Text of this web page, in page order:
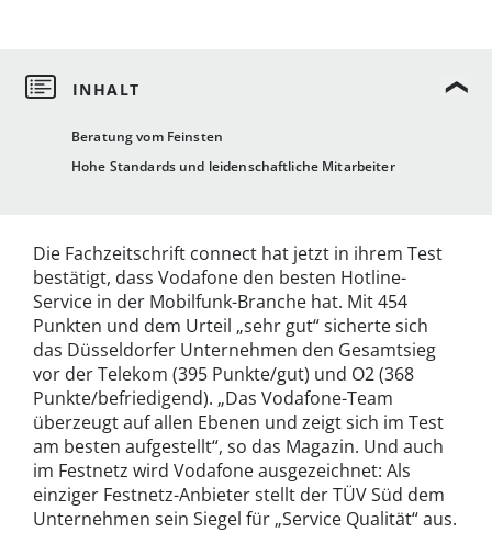
Beratung vom Feinsten
Hohe Standards und leidenschaftliche Mitarbeiter
Die Fachzeitschrift connect hat jetzt in ihrem Test
bestätigt, dass Vodafone den besten Hotline-
Service in der Mobilfunk-Branche hat. Mit 454
Punkten und dem Urteil „sehr gut“ sicherte sich
das Düsseldorfer Unternehmen den Gesamtsieg
vor der Telekom (395 Punkte/gut) und O2 (368
Punkte/befriedigend). „Das Vodafone-Team
überzeugt auf allen Ebenen und zeigt sich im Test
am besten aufgestellt“, so das Magazin. Und auch
im Festnetz wird Vodafone ausgezeichnet: Als
einziger Festnetz-Anbieter stellt der TÜV Süd dem
Unternehmen sein Siegel für „Service Qualität“ aus.